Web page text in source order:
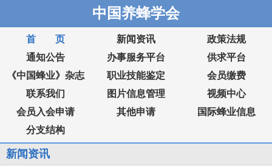
中国养蜂学会
首 页 新闻资讯
政策法规
通知公告
办事服务平台
供求平台
《中国蜂业》杂志
职业技能鉴定
会员缴费
联系我们
图片信息管理
视频中心
会员入会申请
其他申请
国际蜂业信息
分支结构
新闻资讯